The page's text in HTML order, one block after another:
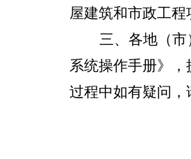
屋建筑和市政工
三、各地（
系统操作手册》
过程中如有疑问，